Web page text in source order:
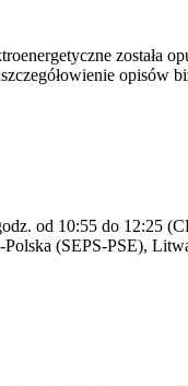
została
opisów
od 10:55 do 12:25
(SEPS-PSE),